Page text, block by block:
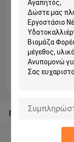
Η επιτυχία
σε μεγάλο
από την
κατάλληλες
#MBBR
Προτεινόμενα